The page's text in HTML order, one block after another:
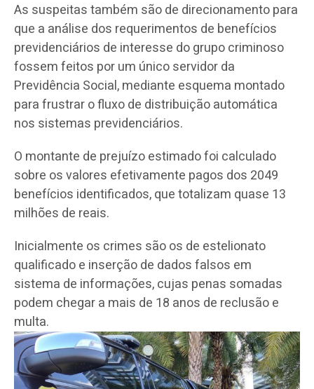
As suspeitas também são de direcionamento para
que a análise dos requerimentos de benefícios
previdenciários de interesse do grupo criminoso
fossem feitos por um único servidor da
Previdência Social, mediante esquema montado
para frustrar o fluxo de distribuição automática
nos sistemas previdenciários.
O montante de prejuízo estimado foi calculado
sobre os valores efetivamente pagos dos 2049
benefícios identificados, que totalizam quase 13
milhões de reais.
Inicialmente os crimes são os de estelionato
qualificado e inserção de dados falsos em
sistema de informações, cujas penas somadas
podem chegar a mais de 18 anos de reclusão e
multa.